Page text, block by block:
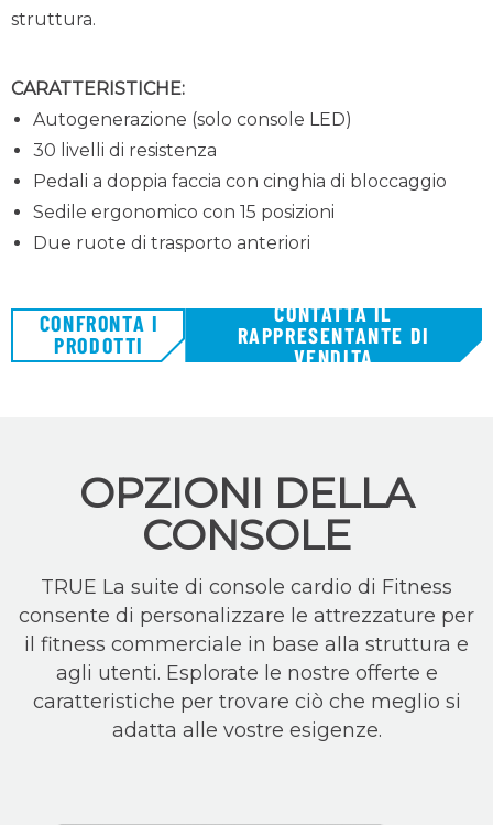
struttura.
CARATTERISTICHE:
Autogenerazione (solo console LED)
30 livelli di resistenza
Pedali a doppia faccia con cinghia di bloccaggio
Sedile ergonomico con 15 posizioni
Due ruote di trasporto anteriori
CONFRONTA I
PRODOTTI
CONTATTA IL
RAPPRESENTANTE DI
VENDITA
OPZIONI DELLA
CONSOLE
TRUE La suite di console cardio di Fitness
consente di personalizzare le attrezzature per
il fitness commerciale in base alla struttura e
agli utenti. Esplorate le nostre offerte e
caratteristiche per trovare ciò che meglio si
adatta alle vostre esigenze.